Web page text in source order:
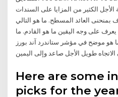
الأجل الكثير من المزايا على السندات
العائد المسطح. ما هو التالي
على وجه اليقين ما هو القادم. ما
هو موضح في مؤشر ستاندرد آند بورز
Here are some
picks for the